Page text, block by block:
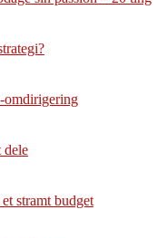
omdirigering
dele
stramt budget